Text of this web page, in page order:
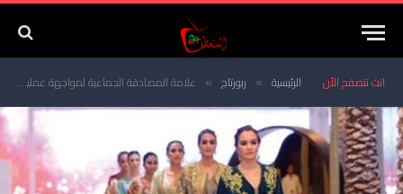
انت تتصفح الأن الرئيسية » ربورتاج » علامة المصادقة الجماعية لمواجهة عمليات قرصنة القفطان المغربي